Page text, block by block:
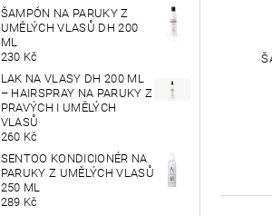
ŠAMPÓN NA PARUKY Z
UMĚLÝCH VLASŮ DH 200
ML
230 Kč
LAK NA VLASY DH 200 ML
– HAIRSPRAY NA PARUKY Z
PRAVÝCH I UMĚLÝCH
VLASŮ
260 Kč
SENTOO KONDICIONÉR NA
PARUKY Z UMĚLÝCH VLASŮ
250 ML
289 Kč